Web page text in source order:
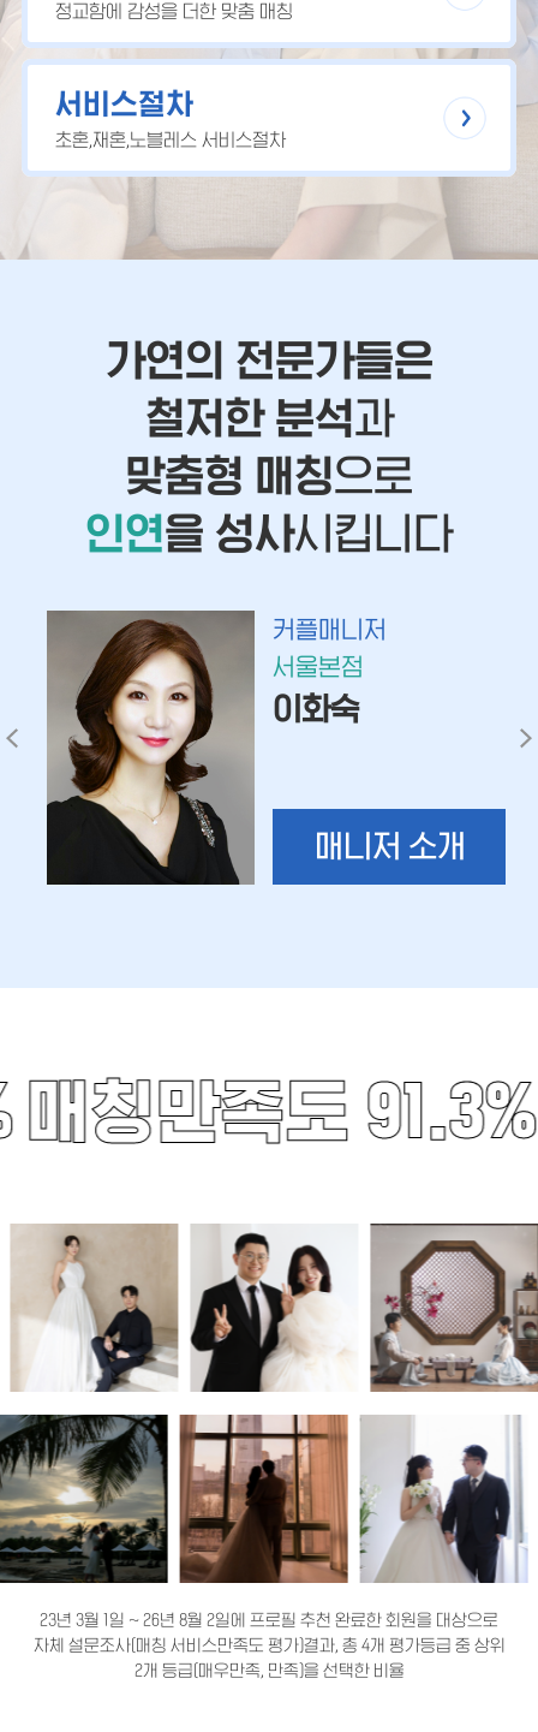
정교함에 감성을 더한 맞춤 매칭
서비스절차
초혼,재혼,노블레스 서비스절차
가연의 전문가들은
철저한 분석과
맞춤형 매칭으로
인연을 성사시킵니다
커플매니저
서울본점
이화숙
매니저 소개
매칭만족도 91.3%
23년 3월 1일 ~ 26년 8월 2일에 프로필 추천 완료한 회원을 대상으로
자체 설문조사(매칭 서비스만족도 평가)결과, 총 4개 평가등급 중 상위
2개 등급(매우만족, 만족)을 선택한 비율